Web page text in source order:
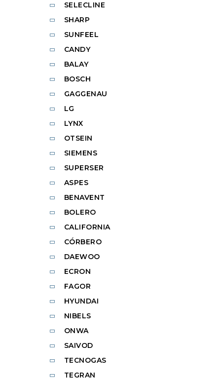
SELECLINE
SHARP
SUNFEEL
CANDY
BALAY
BOSCH
GAGGENAU
LG
LYNX
OTSEIN
SIEMENS
SUPERSER
ASPES
BENAVENT
BOLERO
CALIFORNIA
CÓRBERO
DAEWOO
ECRON
FAGOR
HYUNDAI
NIBELS
ONWA
SAIVOD
TECNOGAS
TEGRAN